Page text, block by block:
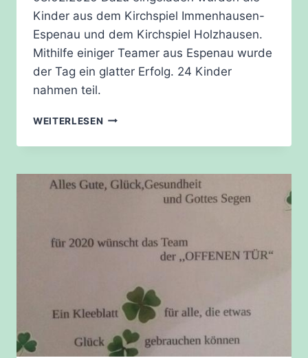
Kinder aus dem Kirchspiel Immenhausen-
Espenau und dem Kirchspiel Holzhausen.
Mithilfe einiger Teamer aus Espenau wurde
der Tag ein glatter Erfolg. 24 Kinder
nahmen teil.
WEITERLESEN LEGONACHMITTAG